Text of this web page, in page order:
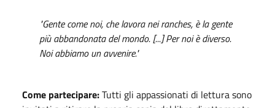
"Gente come noi, che lavora nei ranches, è la gente
più abbandonata del mondo. [...] Per noi è diverso.
Noi abbiamo un avvenire."
Come partecipare:Tutti gli appassionati di lettura sono